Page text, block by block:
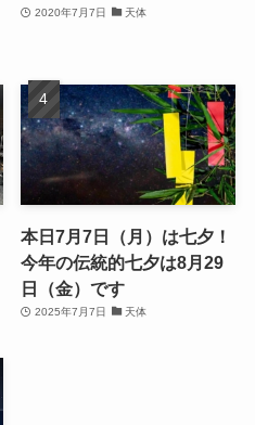
2020年7月7日 天体
本日7月7日（月）は七夕！
今年の伝統的七夕は8月29
日（金）です
2025年7月7日 天体